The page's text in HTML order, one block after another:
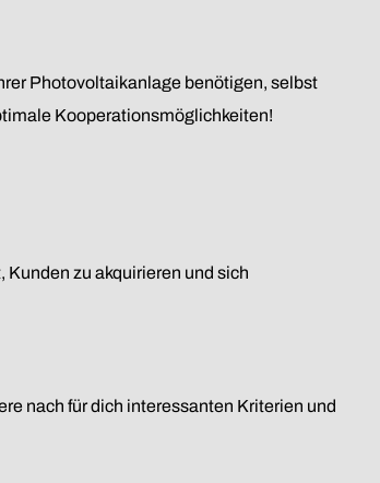
Photovoltaikanlage benötigen, selbst
Kooperationsmöglichkeiten!
zu akquirieren und sich
nach für dich interessanten Kriterien und